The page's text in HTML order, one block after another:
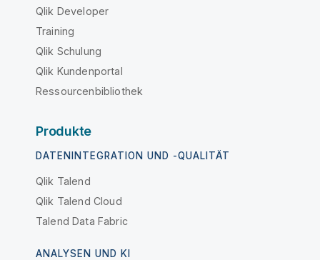
Qlik Developer
Training
Qlik Schulung
Qlik Kundenportal
Ressourcenbibliothek
Produkte
DATENINTEGRATION UND -QUALITÄT
Qlik Talend
Qlik Talend Cloud
Talend Data Fabric
ANALYSEN UND KI